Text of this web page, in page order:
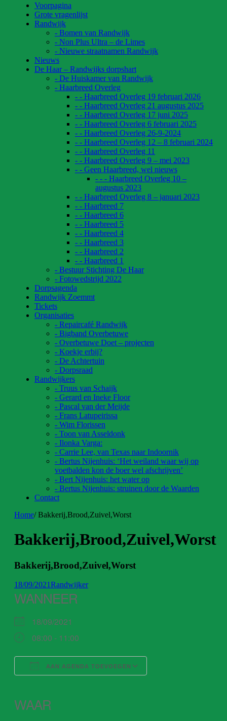
Voorpagina
Grote vragenlijst
Randwijk
- Bomen van Randwijk
- Non Plus Ultra – de Limes
- Nieuwe straatnamen Randwijk
Nieuws
De Haar – Randwijks dorpshart
- De Huiskamer van Randwijk
- Haarbreed Overleg
- - Haarbreed Overleg 19 februari 2026
- - Haarbreed Overleg 21 augustus 2025
- - Haarbreed Overleg 17 juni 2025
- - Haarbreed Overleg 6 februari 2025
- - Haarbreed Overleg 26-9-2024
- - Haarbreed Overleg 12 – 8 februari 2024
- - Haarbreed Overleg 11
- - Haarbreed Overleg 9 – mei 2023
- - Geen Haarbreed, wel nieuws
- - - Haarbreed Overleg 10 –
augustus 2023
- - Haarbreed Overleg 8 – januari 2023
- - Haarbreed 7
- - Haarbreed 6
- - Haarbreed 5
- - Haarbreed 4
- - Haarbreed 3
- - Haarbreed 2
- - Haarbreed 1
- Bestuur Stichting De Haar
- Fotowedstrijd 2022
Dorpsagenda
Randwijk Zoemmt
Tickets
Organisaties
- Repaircafé Randwijk
- Bigband Overbetuwe
- Overbetuwe Doet – projecten
- Koekje erbij?
- De Achtertuin
- Dorpsraad
Randwijkers
- Truus van Schaijk
- Gerard en Ineke Floor
- Pascal van der Meijde
- Frans Latupeirissa
- Wim Florissen
- Toon van Asseldonk
- Ilonka Varga:
- Carrie Lee, van Texas naar Indoornik
- Bertus Nijenhuis: ‘Het weiland waar wij op
voetbalden kon de boer wel afschrijven’
- Bert Nijenhuis: het water op
- Bertus Nijenhuis: struinen door de Waarden
Contact
Home/Bakkerij,Brood,Zuivel,Worst
Bakkerij,Brood,Zuivel,Worst
Bakkerij,Brood,Zuivel,Worst
18/09/2021Randwijker
WANNEER
18/09/2021
08:00 - 11:00
AAN AGENDA TOEVOEGEN
WAAR